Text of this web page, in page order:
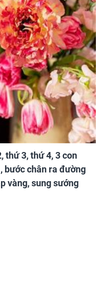
thứ 3, thứ 4, 3 con
bước chân ra đường
vàng, sung sướng